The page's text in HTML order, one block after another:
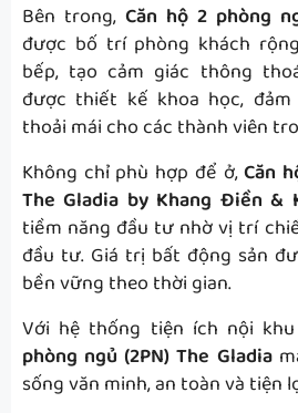
Bên trong, Căn hộ 2 phòng
được bố trí phòng khách
bếp, tạo cảm giác thông
được thiết kế khoa học,
thoải mái cho các thành viên
Không chỉ phù hợp để ở,Căn
The Gladia by Khang Điền &
tiềm năng đầu tư nhờ vị trí
đầu tư. Giá trị bất động sản
bền vững theo thời gian.
Với hệ thống tiện ích nội
phòng ngủ (2PN) The Gladia
sống văn minh, an toàn và tiện